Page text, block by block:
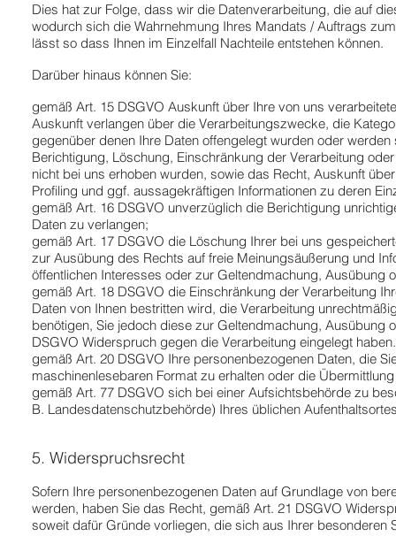
Dies hat zur Folge, dass wir die Datenverarbeitung, die auf
wodurch sich die Wahrnehmung Ihres Mandats / Auftrags
lässt so dass Ihnen im Einzelfall Nachteile entstehen können.
Darüber hinaus können Sie:
gemäß Art. 15 DSGVO Auskunft über Ihre von uns
Auskunft verlangen über die Verarbeitungszwecke, die
gegenüber denen Ihre Daten offengelegt wurden oder
Berichtigung, Löschung, Einschränkung der Verarbeitung
nicht bei uns erhoben wurden, sowie das Recht, Auskunft
Profiling und ggf. aussagekräftigen Informationen zu deren
gemäß Art. 16 DSGVO unverzüglich die Berichtigung
Daten zu verlangen;
gemäß Art. 17 DSGVO die Löschung Ihrer bei uns
zur Ausübung des Rechts auf freie Meinungsäußerung und
öffentlichen Interesses oder zur Geltendmachung, Ausübung
gemäß Art. 18 DSGVO die Einschränkung der Verarbeitung
Daten von Ihnen bestritten wird, die Verarbeitung
benötigen, Sie jedoch diese zur Geltendmachung,
DSGVO Widerspruch gegen die Verarbeitung eingelegt
gemäß Art. 20 DSGVO Ihre personenbezogenen Daten, die
maschinenlesebaren Format zu erhalten oder die
gemäß Art. 77 DSGVO sich bei einer Aufsichtsbehörde zu
B. Landesdatenschutzbehörde) Ihres üblichen
5. Widerspruchsrecht
Sofern Ihre personenbezogenen Daten auf Grundlage von
werden, haben Sie das Recht, gemäß Art. 21 DSGVO
soweit dafür Gründe vorliegen, die sich aus Ihrer